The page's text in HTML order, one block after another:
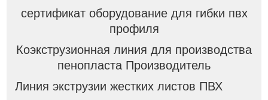
сертификат оборудование для гибки пвх
профиля
Коэкструзионная линия для производства
пенопласта Производитель
Линия экструзии жестких листов ПВХ